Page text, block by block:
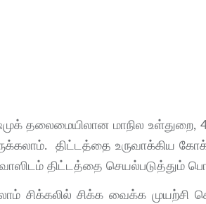
தலைமையிலான மாநில
திட்டத்தை
திட்டத்தை செயல்படுத்தும்
சிக்கலில் சிக்க வைக்க